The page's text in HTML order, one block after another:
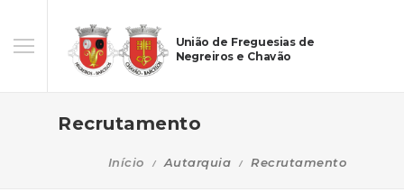
União de Freguesias de
Negreiros e Chavão
Recrutamento
Início Autarquia Recrutamento